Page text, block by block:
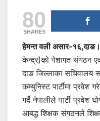
80
SHARES
हेमन्त वली असार-१६,दाङ।
केन्द्र)को पेशागत संगठन
दाङ जिल्लाका सचिवालय
कम्युनिस्ट पार्टीमा प्रवेश
गर्दै नेपालीले पार्टी प्रवेश
आबद्ध शिक्षक संगठनले